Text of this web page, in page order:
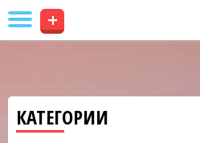
+
КАТЕГОРИИ